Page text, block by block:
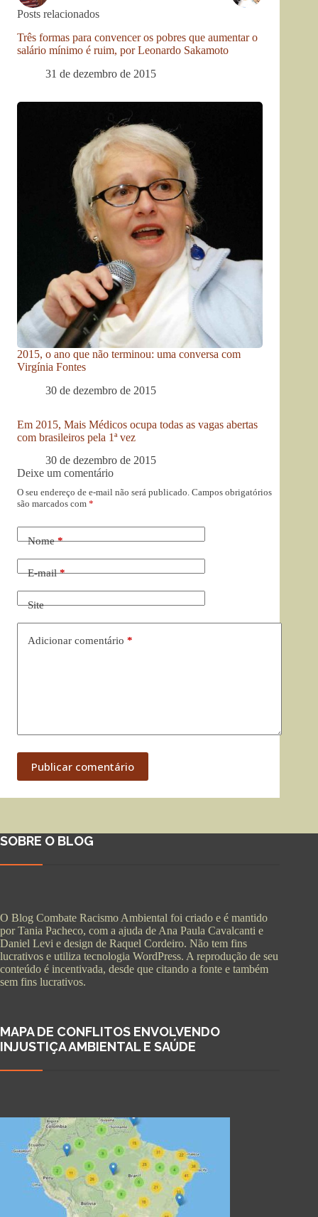
Posts relacionados
Três formas para convencer os pobres que aumentar o
salário mínimo é ruim, por Leonardo Sakamoto
31 de dezembro de 2015
2015, o ano que não terminou: uma conversa com
Virgínia Fontes
30 de dezembro de 2015
Em 2015, Mais Médicos ocupa todas as vagas abertas
com brasileiros pela 1ª vez
30 de dezembro de 2015
Deixe um comentário
O seu endereço de e-mail não será publicado. Campos obrigatórios
são marcados com *
Nome*
E-mail*
Site
Adicionar comentário *
Publicar comentário
SOBRE O BLOG
O Blog Combate Racismo Ambiental foi criado e é mantido
por Tania Pacheco, com a ajuda de Ana Paula Cavalcanti e
Daniel Levi e design de Raquel Cordeiro. Não tem fins
lucrativos e utiliza tecnologia WordPress. A reprodução de seu
conteúdo é incentivada, desde que citando a fonte e também
sem fins lucrativos.
MAPA DE CONFLITOS ENVOLVENDO
INJUSTIÇA AMBIENTAL E SAÚDE